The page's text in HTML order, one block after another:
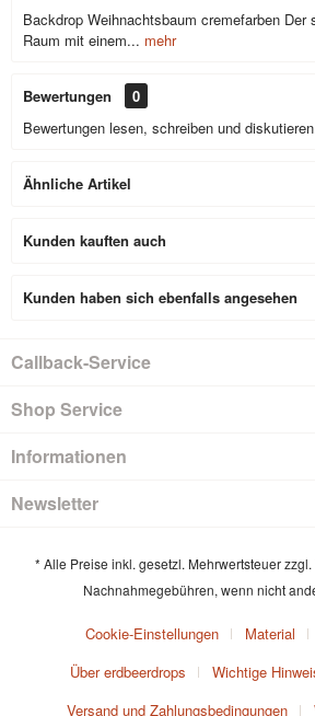
Backdrop Weihnachtsbaum cremefarben Der
Raum mit einem... mehr
Bewertungen
0
Bewertungen lesen, schreiben und
Ähnliche Artikel
Kunden kauften auch
Kunden haben sich ebenfalls angesehen
Callback-Service
Shop Service
Informationen
Newsletter
* Alle Preise inkl. gesetzl. Mehrwertsteuer zzgl.
Nachnahmegebühren, wenn nicht
Cookie-Einstellungen Material
Über erdbeerdrops
Wichtige
Versand und Zahlungsbedingungen